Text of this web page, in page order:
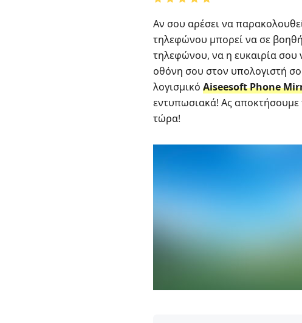
Αν σου αρέσει να
τηλεφώνου μπορεί να σε
τηλεφώνου, να η ευκαιρία σου
οθόνη σου στον υπολογιστή
λογισμικό Aiseesoft Phone
εντυπωσιακά! Ας αποκτήσουμε
τώρα!